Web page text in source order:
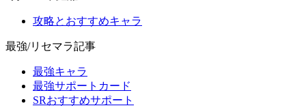
攻略とおすすめキャラ
最強/リセマラ記事
最強キャラ
最強サポートカード
SRおすすめサポート